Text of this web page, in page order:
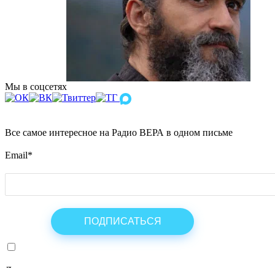
Мы в соцсетях
Все самое интересное на Радио ВЕРА в одном письме
Email*